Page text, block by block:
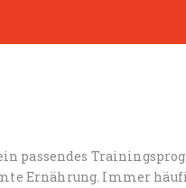
passendes
Ernährung. Immer